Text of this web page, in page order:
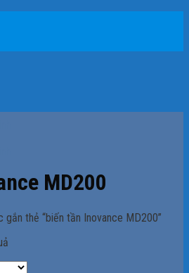
MD200
gắn thẻ “biến tần Inovance MD200”